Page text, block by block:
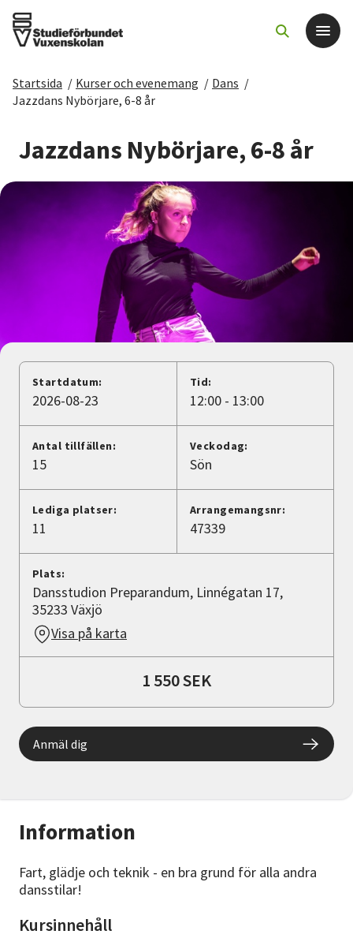
Det här gör vi
För dig som
Sök kurser och evenemang
Om SV
Starta studiecirkel
Nyheter
Avdelningar
Lyssna
Startsida / Kurser och evenemang / Dans /
Jazzdans Nybörjare, 6-8 år
Jazzdans Nybörjare, 6-8 år
Information
Fart, glädje och teknik - en bra grund för alla andra
dansstilar!
Kursinnehåll
Startdatum:
2026-08-23
Tid:
12:00 - 13:00
Antal tillfällen:
15
Veckodag:
Sön
Lediga platser:
11
Arrangemangsnr:
47339
Plats:
Dansstudion Preparandum, Linnégatan 17,
35233 Växjö
Visa på karta
1 550 SEK
Anmäl dig